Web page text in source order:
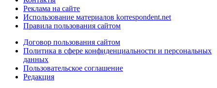
Реклама на сайте
Использование материалов korrespondent.net
Правила пользования сайтом
Договор пользования сайтом
Политика в сфере конфиденциальности и персональных
данных
Пользовательское соглашение
Редакция